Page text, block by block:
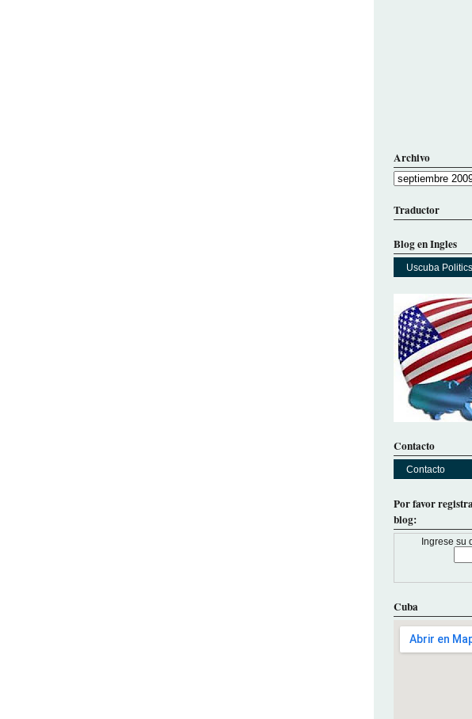
Archivo
Traductor
Blog en Ingles
Uscuba Politics
Contacto
Contacto
Por favor
blog:
Ingrese su
Cuba